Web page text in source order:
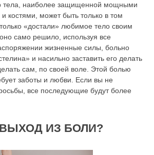
тела, наиболее защищенной мощными
костями, может быть только в том
«достали» любимое тело своим
само решило, используя все
жизненные силы, больно
и насильно заставить его делать
сам, по своей воле. Этой болью
заботы и любви. Если вы не
все последующие будут более
ИЗ БОЛИ?